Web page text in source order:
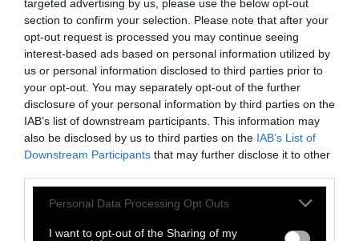
targeted advertising by us, please use the below opt-out
section to confirm your selection. Please note that after your
opt-out request is processed you may continue seeing
interest-based ads based on personal information utilized by
us or personal information disclosed to third parties prior to
your opt-out. You may separately opt-out of the further
disclosure of your personal information by third parties on the
IAB’s list of downstream participants. This information may
also be disclosed by us to third parties on the IAB’s List of
Downstream Participants that may further disclose it to other
Personal Data Processing Opt Outs
I want to opt-out of the Sharing of my
έμφυτη ροζ μαγεία σας, ειδάλλως θα
καταλήξετε καφέ.
Έτσι και καταλήξετε καφέ, ξέρετε τι σας
περιμένει: καφές, καφετζούδες,
χαρτορίχτρες, τσαρλατάνοι, ψυχοσωτήρες...
Τόμας Γιουτζίν Ρόμπινς. Το Άρωμα του
Ονείρου. Εκδ. Αίολος. Ο Τόμας Γιουτζίν